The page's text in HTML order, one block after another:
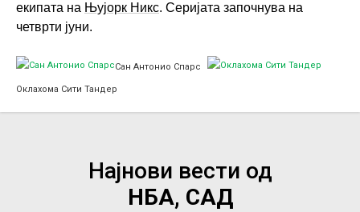
екипата на Њујорк Никс. Серијата започнува на
четврти јуни.
Сан Антонио Спарс
Оклахома Сити Тандер
Најнови вести од
НБА, САД